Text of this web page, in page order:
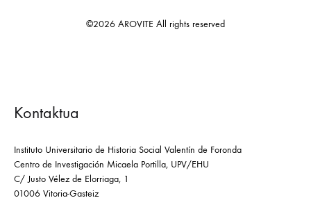
©2026 AROVITE All rights reserved
Kontaktua
Instituto Universitario de Historia Social Valentín de Foronda
Centro de Investigación Micaela Portilla, UPV/EHU
C/ Justo Vélez de Elorriaga, 1
01006 Vitoria-Gasteiz